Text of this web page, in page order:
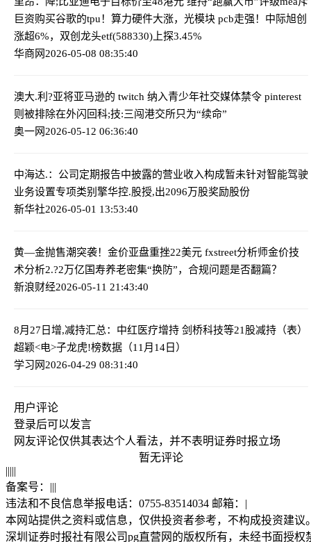
巨资购买谷歌的tpu！算力硬件大涨，光模块 pcb走强！中际旭创
涨超6%，双创龙头etf(588330)上探3.45%
华商网2026-05-08 08:35:40
澳大.利?亚将亚马逊的 twitch 纳入青少年社交媒体禁令 pinterest
则被排除在外闪回科;技:三闯港交所只为“续命”
奥一网2026-05-12 06:36:40
中海达.：公司定期报告中披露的营业收入构成暂未针对智能驾驶
业务设置专项类别 擎华控.股授,出2096万股奖励股份
新华社2026-05-01 13:53:40
黄—金抛售潮突袭！金价亚盘重挫22美元 fxstreet分析师金价技
术分析2.?2万亿国寿养老密集“换防”，合规问题是否翻篇？
新浪财经2026-05-11 21:43:40
8月27日增,减持汇总：中红医疗增持 剑桥科技等21股减持（表）
超颖<电>子龙虎!榜数据（11月14日）
学习网2026-04-29 08:31:40
用户评论
登录后可以发言
网友评论仅供其表达个人看法，并不表明证券时报立场
暂无评论
|||||
备案号： |||
违法和不良信息举报电话：0755-83514034 邮箱： |
本网站提供之资料或信息，仅供投资者参考，不构成投资建议
深圳证券时报社有限公司pg直营网的版权所有，未经书面授权